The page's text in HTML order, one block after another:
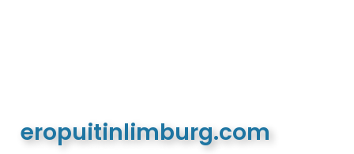
eropuitinlimburg.com